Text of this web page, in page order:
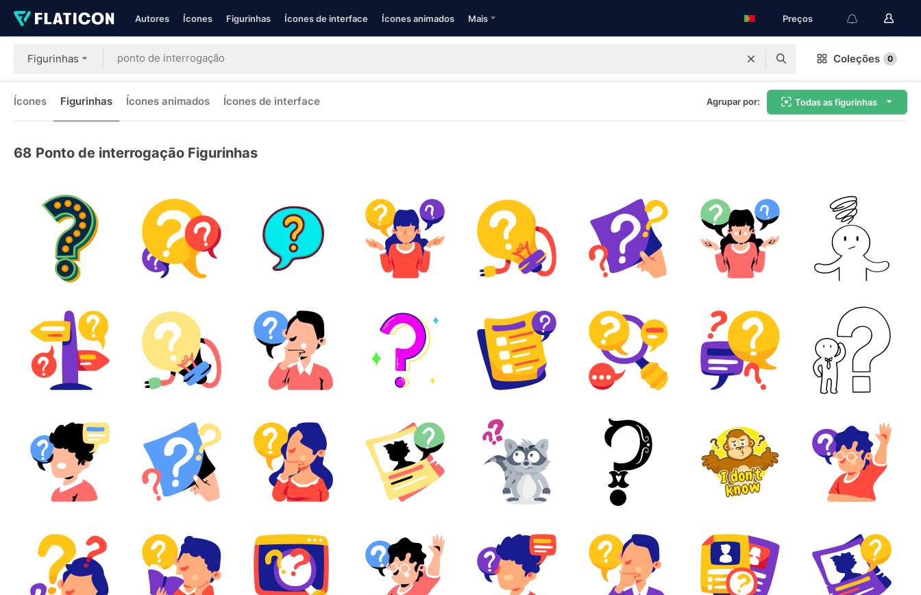
Autores Ícones Figurinhas Ícones de interface Ícones animados Mais Preços
Figurinhas Coleções 0
Ícones Figurinhas Ícones animados Ícones de interface Agrupar por: Todas as figurinhas
68 Ponto de interrogação Figurinhas